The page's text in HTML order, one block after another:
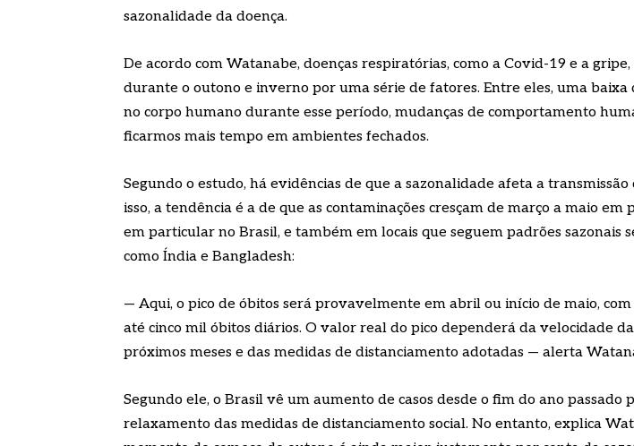
sazonalidade da doença.
De acordo com Watanabe, doenças respiratórias, como a Covid-19 e a
durante o outono e inverno por uma série de fatores. Entre eles, uma
no corpo humano durante esse período, mudanças de comportamento
ficarmos mais tempo em ambientes fechados.
Segundo o estudo, há evidências de que a sazonalidade afeta a
isso, a tendência é a de que as contaminações cresçam de março a maio em
em particular no Brasil, e também em locais que seguem padrões sazonais
como Índia e Bangladesh:
— Aqui, o pico de óbitos será provavelmente em abril ou início de maio,
até cinco mil óbitos diários. O valor real do pico dependerá da velocidade
próximos meses e das medidas de distanciamento adotadas — alerta
Segundo ele, o Brasil vê um aumento de casos desde o fim do ano passado
relaxamento das medidas de distanciamento social. No entanto, explica